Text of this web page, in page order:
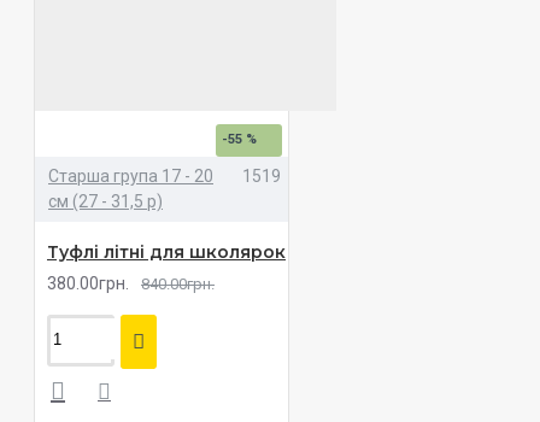
-55 %
Старша група 17 - 20
см (27 - 31,5 р)
1519
Туфлі літні для школярок
380.00грн. 840.00грн.